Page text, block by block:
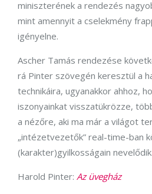
miniszterének a rendezés
mint amennyit a cselekmény
igényelne.
Ascher Tamás rendezése
rá Pinter szövegén keresztül a
technikáira, ugyanakkor ahhoz,
iszonyainkat visszatükrözze,
a nézőre, aki ma már a világot
„intézetvezetők” real-time-ban
(karakter)gyilkosságain nevelődik.
Harold Pinter: Az üvegház